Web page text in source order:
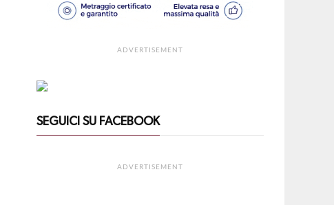
ADVERTISEMENT
SEGUICI SU FACEBOOK
ADVERTISEMENT